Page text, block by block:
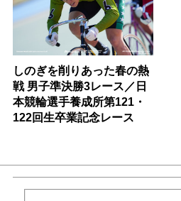
しのぎを削りあった春の熱
戦 男子準決勝3レース／日
本競輪選手養成所第121・
122回生卒業記念レース